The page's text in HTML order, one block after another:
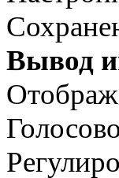
Вывод